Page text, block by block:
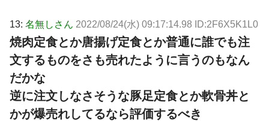
13: 名無しさん 2022/08/24(水) 09:17:14.98 ID:2F6X5K1L0
焼肉定食とか唐揚げ定食とか普通に誰でも注
文するものをさも売れたように言うのもなん
だかな
逆に注文しなさそうな豚足定食とか軟骨丼と
かが爆売れしてるなら評価するべき